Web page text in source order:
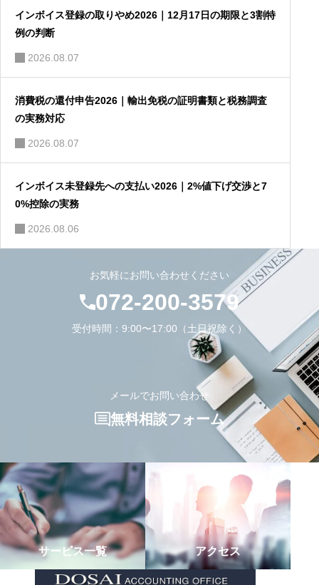
インボイス登録の取りやめ2026｜12月17日の期限と3割特
例の判断
2026.08.07
消費税の還付申告2026｜輸出免税の証明書類と税務調査
の実務対応
2026.08.07
インボイス未登録先への支払い2026｜2%値下げ交渉と7
0%控除の実務
2026.08.06
お気軽にお問い合わせください
072-200-3579
受付時間：9:00〜17:00（土日祝除く）
メールでお問い合わせ
無料相談フォーム
サービス一覧 アクセス